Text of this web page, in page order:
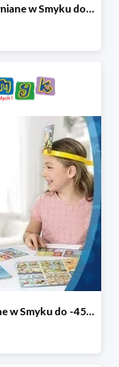
Zabawki drewniane w Smyku do -45%
Gry edukacyjne w Smyku do -45%